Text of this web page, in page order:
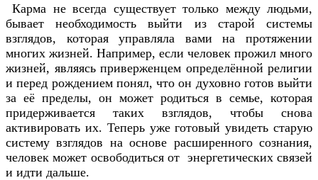
Карма не всегда существует только между людьми,
бывает необходимость выйти из старой системы
взглядов, которая управляла вами на протяжении
многих жизней. Например, если человек прожил много
жизней, являясь приверженцем определённой религии
и перед рождением понял, что он духовно готов выйти
за её пределы, он может родиться в семье, которая
придерживается таких взглядов, чтобы снова
активировать их. Теперь уже готовый увидеть старую
систему взглядов на основе расширенного сознания,
человек может освободиться от энергетических связей
и идти дальше.